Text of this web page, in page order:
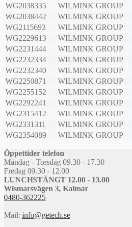
WG2038335
WILMINK GROUP
WG2038442
WILMINK GROUP
WG2115693
WILMINK GROUP
WG2229613
WILMINK GROUP
WG2231444
WILMINK GROUP
WG2232334
WILMINK GROUP
WG2232340
WILMINK GROUP
WG2250871
WILMINK GROUP
WG2255152
WILMINK GROUP
WG2292241
WILMINK GROUP
WG2315412
WILMINK GROUP
WG2331311
WILMINK GROUP
WG2354089
WILMINK GROUP
Öppettider telefon
Måndag - Torsdag 09.30 - 17.30
Fredag 09.30 - 12.00
LUNCHSTÄNGT 12.00 - 13.00
Wismarsvägen 3, Kalmar
0480-362225
Mail: info@getech.se